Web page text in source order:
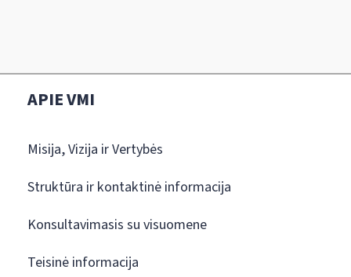
APIE VMI
Misija, Vizija ir Vertybės
Struktūra ir kontaktinė informacija
Konsultavimasis su visuomene
Teisinė informacija